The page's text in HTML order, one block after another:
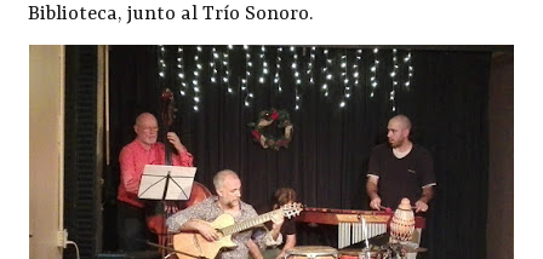
Biblioteca, junto al Trío Sonoro.